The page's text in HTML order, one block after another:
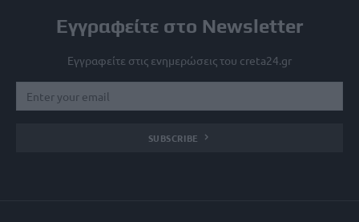
Εγγραφείτε στο Newsletter
Εγγραφείτε στις ενημερώσεις του creta24.gr
SUBSCRIBE